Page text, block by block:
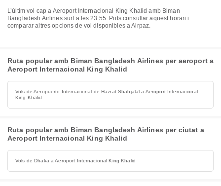
L’últim vol cap a Aeroport Internacional King Khalid amb Biman
Bangladesh Airlines surt a les 23:55. Pots consultar aquest horari i
comparar altres opcions de vol disponibles a Airpaz.
Ruta popular amb Biman Bangladesh Airlines per aeroport a
Aeroport Internacional King Khalid
Vols de Aeropuerto Internacional de Hazrat Shahjalal a Aeroport Internacional
King Khalid
Ruta popular amb Biman Bangladesh Airlines per ciutat a
Aeroport Internacional King Khalid
Vols de Dhaka a Aeroport Internacional King Khalid